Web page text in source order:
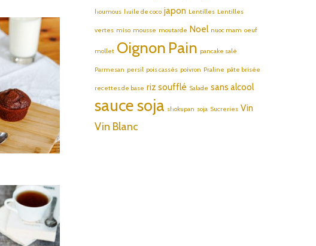
houmous huile de coco japon Lentilles Lentilles
vertes miso mousse moutarde Noel nuoc mam oeuf
mollet Oignon Pain pancake salé
Parmesan persil pois cassés poivron Praline pâte brisée
recettes de base riz soufflé Salade sans alcool
sauce soja shokupan soja Sucreries Vin
Vin Blanc